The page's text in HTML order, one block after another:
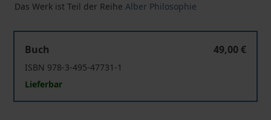
Das Werk ist Teil der Reihe Alber Philosophie
Buch
49,00 €
ISBN 978-3-495-47731-1
Lieferbar